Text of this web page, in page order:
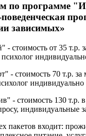
по программе
зависимых»
- стоимость от 35 т.р.
- стоимость 70 т.р. за
- стоимость 130 т.р. в
индивидуальные
пакетов входит: